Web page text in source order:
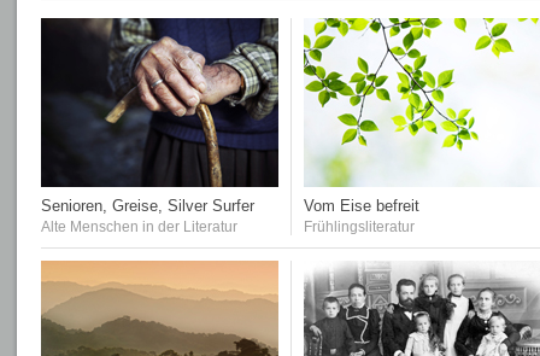
Senioren, Greise, Silver Surfer
Alte Menschen in der Literatur
Vom Eise befreit
Frühlingsliteratur